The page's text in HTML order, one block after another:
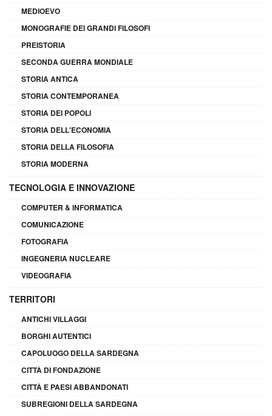
MEDIOEVO
MONOGRAFIE DEI GRANDI FILOSOFI
PREISTORIA
SECONDA GUERRA MONDIALE
STORIA ANTICA
STORIA CONTEMPORANEA
STORIA DEI POPOLI
STORIA DELL'ECONOMIA
STORIA DELLA FILOSOFIA
STORIA MODERNA
TECNOLOGIA E INNOVAZIONE
COMPUTER & INFORMATICA
COMUNICAZIONE
FOTOGRAFIA
INGEGNERIA NUCLEARE
VIDEOGRAFIA
TERRITORI
ANTICHI VILLAGGI
BORGHI AUTENTICI
CAPOLUOGO DELLA SARDEGNA
CITTÀ DI FONDAZIONE
CITTÀ E PAESI ABBANDONATI
SUBREGIONI DELLA SARDEGNA